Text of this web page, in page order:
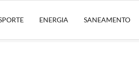
ENERGIA SANEAMENTO